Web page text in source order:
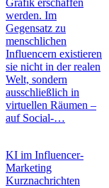
Grafik erschaffen
werden. Im
Gegensatz zu
menschlichen
Influencern existieren
sie nicht in der realen
Welt, sondern
ausschließlich in
virtuellen Räumen –
auf Social-…
KI im Influencer-
Marketing
Kurznachrichten